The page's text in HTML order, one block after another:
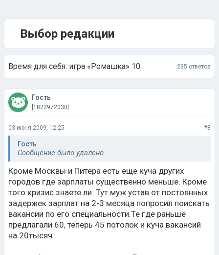
Выбор редакции
Время для себя: игра «Ромашка» 10 235 ответов
Гость
[1823972030]
03 июня 2009, 12:25 #8
Гость
Сообщение было удалено
Кроме Москвы и Питера есть еще куча других
городов где зарплаты существенно меньше. Кроме
того кризис знаете ли. Тут муж устав от постоянных
задержек зарплат на 2-3 месяца попросил поискать
вакансии по его специальности.Те где раньше
предлагали 60, теперь 45 потолок и куча вакансий
на 20тысяч.